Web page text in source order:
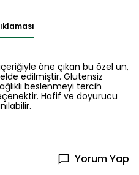
öne çıkan bu özel un,
edilmiştir. Glutensiz
beslenmeyi tercih
Hafif ve doyurucu
Yorum Yap